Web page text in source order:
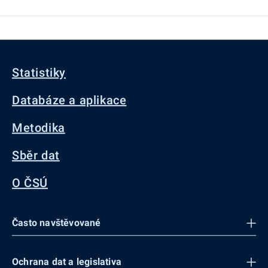
Statistiky
Databáze a aplikace
Metodika
Sběr dat
O ČSÚ
Často navštěvované
Ochrana dat a legislativa